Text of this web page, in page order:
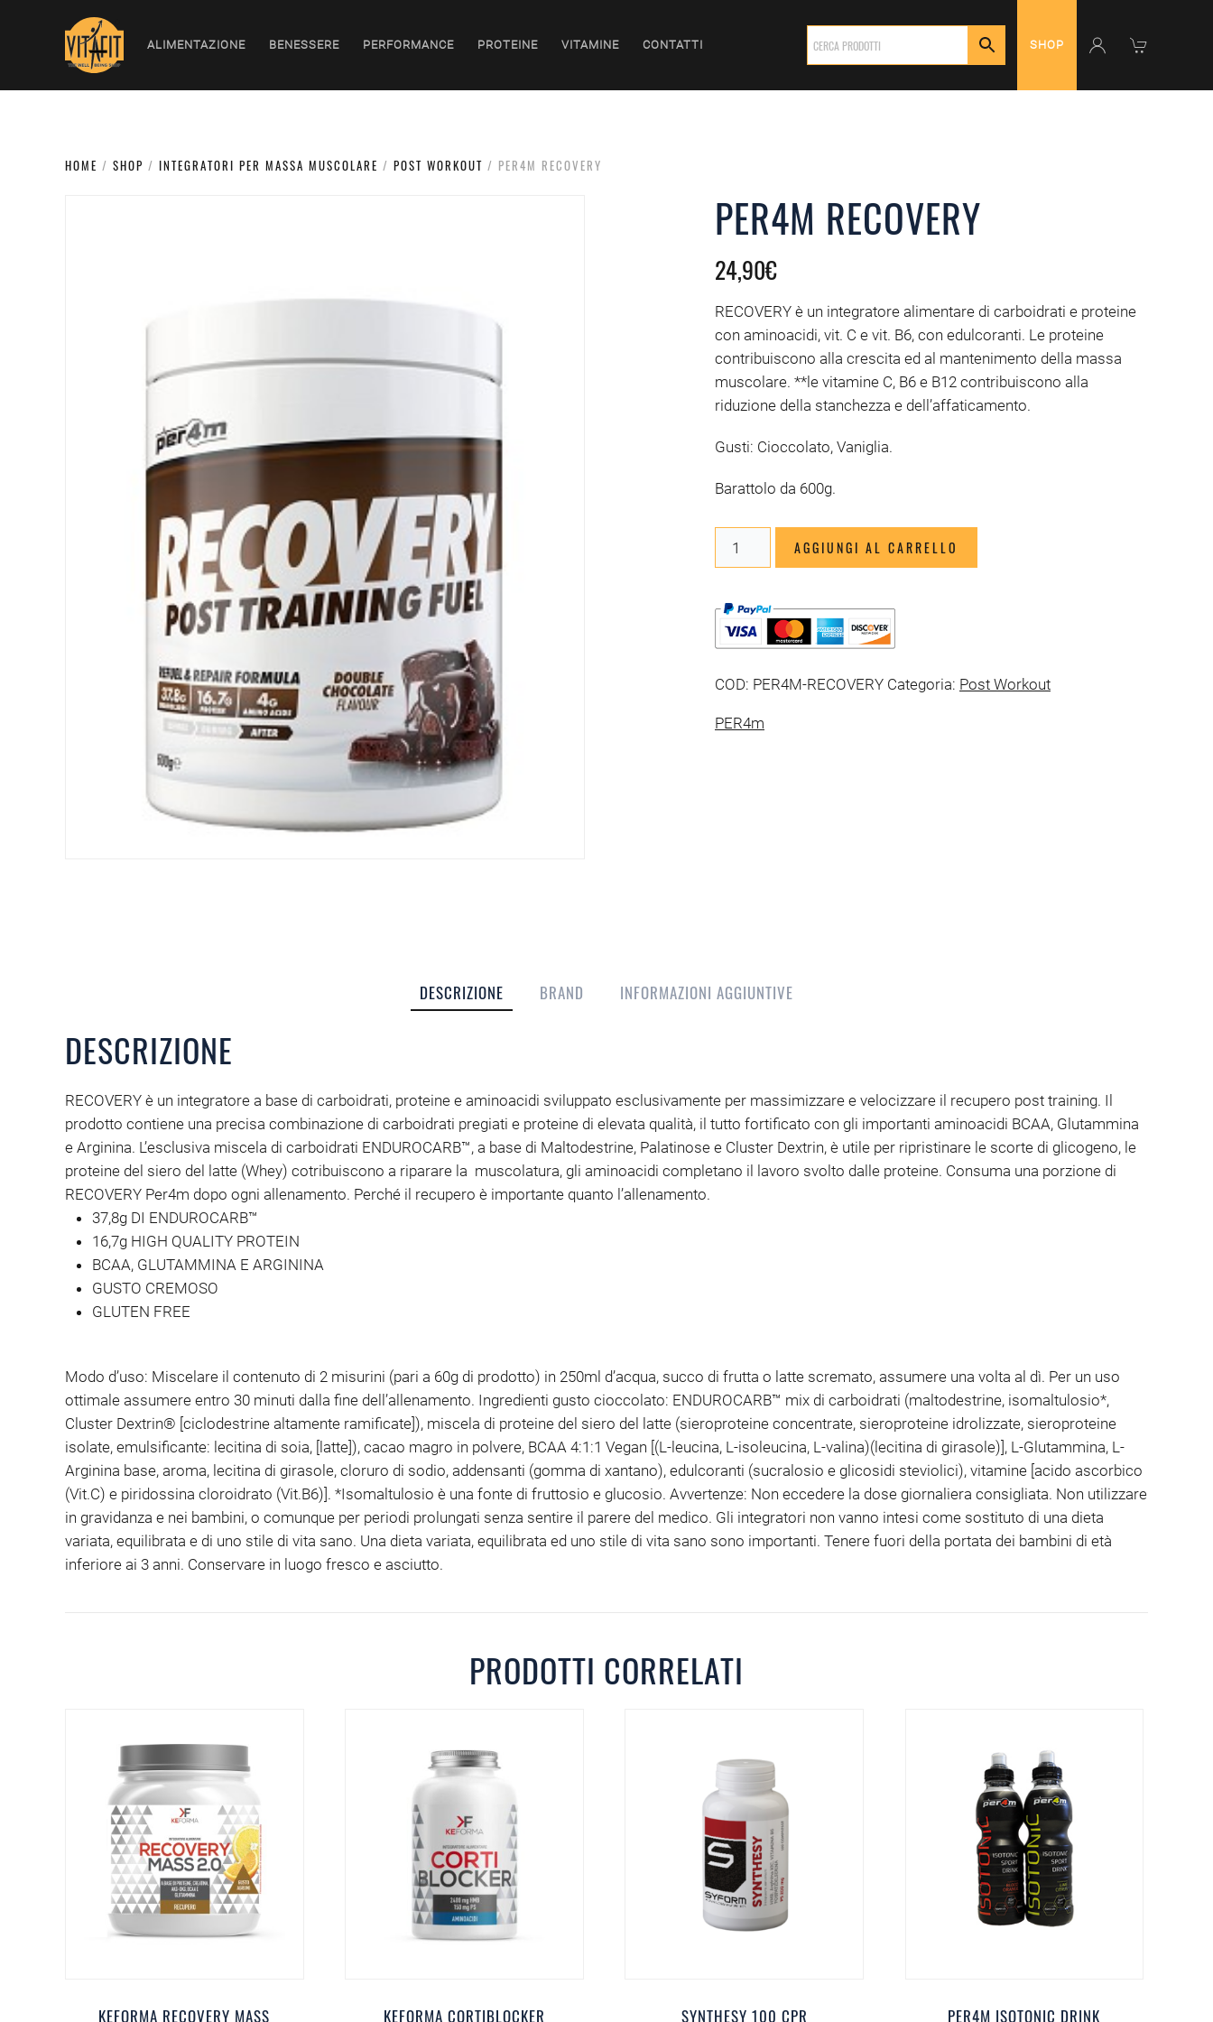
ALIMENTAZIONE BENESSERE PERFORMANCE PROTEINE VITAMINE CONTATTI SHOP
HOME / SHOP / INTEGRATORI PER MASSA MUSCOLARE / POST WORKOUT / PER4M RECOVERY
PER4M RECOVERY
24,90€
RECOVERY è un integratore alimentare di carboidrati e proteine
con aminoacidi, vit. C e vit. B6, con edulcoranti. Le proteine
contribuiscono alla crescita ed al mantenimento della massa
muscolare. **le vitamine C, B6 e B12 contribuiscono alla
riduzione della stanchezza e dell’affaticamento.
Gusti: Cioccolato, Vaniglia.
Barattolo da 600g.
Per4m
AGGIUNGI AL CARRELLO
COD: PER4M-RECOVERY Categoria: Post Workout
PER4m
DESCRIZIONE BRAND INFORMAZIONI AGGIUNTIVE
DESCRIZIONE
RECOVERY è un integratore a base di carboidrati, proteine e aminoacidi sviluppato esclusivamente per massimizzare e velocizzare il recupero post training. Il
prodotto contiene una precisa combinazione di carboidrati pregiati e proteine di elevata qualità, il tutto fortificato con gli importanti aminoacidi BCAA, Glutammina
e Arginina. L’esclusiva miscela di carboidrati ENDUROCARB™, a base di Maltodestrine, Palatinose e Cluster Dextrin, è utile per ripristinare le scorte di glicogeno, le
proteine del siero del latte (Whey) cotribuiscono a riparare la muscolatura, gli aminoacidi completano il lavoro svolto dalle proteine. Consuma una porzione di
RECOVERY Per4m dopo ogni allenamento. Perché il recupero è importante quanto l’allenamento.
37,8g DI ENDUROCARB™
16,7g HIGH QUALITY PROTEIN
BCAA, GLUTAMMINA E ARGININA
GUSTO CREMOSO
GLUTEN FREE
Modo d’uso: Miscelare il contenuto di 2 misurini (pari a 60g di prodotto) in 250ml d’acqua, succo di frutta o latte scremato, assumere una volta al dì. Per un uso
ottimale assumere entro 30 minuti dalla fine dell’allenamento. Ingredienti gusto cioccolato: ENDUROCARB™ mix di carboidrati (maltodestrine, isomaltulosio*,
Cluster Dextrin® [ciclodestrine altamente ramificate]), miscela di proteine del siero del latte (sieroproteine concentrate, sieroproteine idrolizzate, sieroproteine
isolate, emulsificante: lecitina di soia, [latte]), cacao magro in polvere, BCAA 4:1:1 Vegan [(L-leucina, L-isoleucina, L-valina)(lecitina di girasole)], L-Glutammina, L-
Arginina base, aroma, lecitina di girasole, cloruro di sodio, addensanti (gomma di xantano), edulcoranti (sucralosio e glicosidi steviolici), vitamine [acido ascorbico
(Vit.C) e piridossina cloroidrato (Vit.B6)]. *Isomaltulosio è una fonte di fruttosio e glucosio. Avvertenze: Non eccedere la dose giornaliera consigliata. Non utilizzare
in gravidanza e nei bambini, o comunque per periodi prolungati senza sentire il parere del medico. Gli integratori non vanno intesi come sostituto di una dieta
variata, equilibrata e di uno stile di vita sano. Una dieta variata, equilibrata ed uno stile di vita sano sono importanti. Tenere fuori della portata dei bambini di età
inferiore ai 3 anni. Conservare in luogo fresco e asciutto.
PRODOTTI CORRELATI
KEFORMA RECOVERY MASS
KEFORMA CORTIBLOCKER
SYNTHESY 100 CPR
PER4M ISOTONIC DRINK